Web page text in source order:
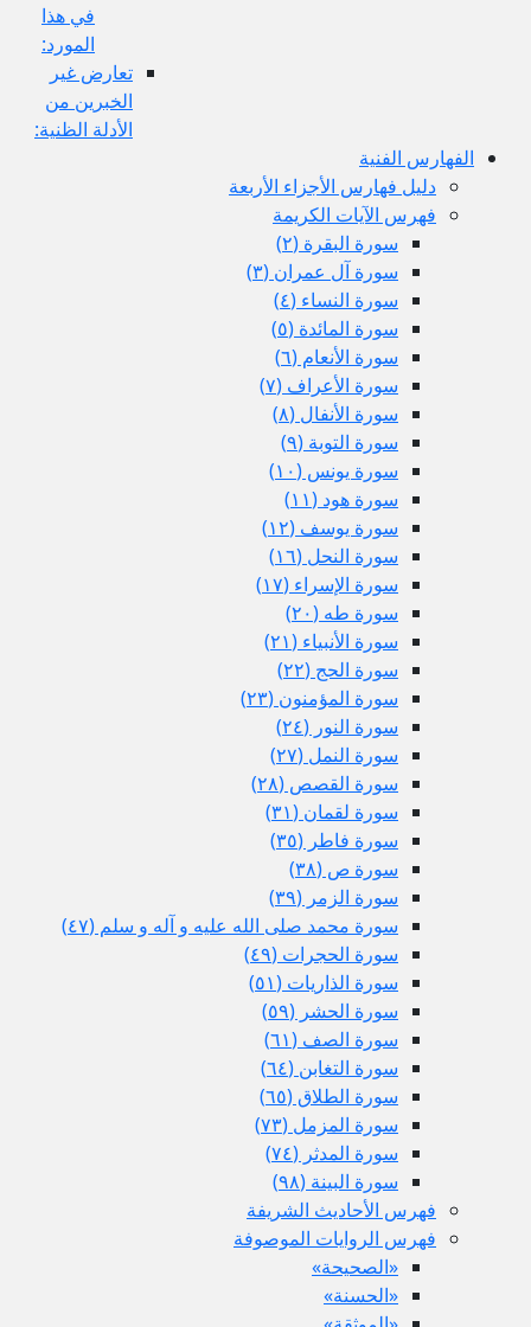
في هذا
المورد:
تعارض غير
الخبرين من
الأدلة الظنية:
الفهارس الفنية
دليل فهارس الأجزاء الأربعة
فهرس الآيات الكريمة
سورة البقرة (٢)
سورة آل عمران (٣)
سورة النساء (٤)
سورة المائدة (٥)
سورة الأنعام (٦)
سورة الأعراف (٧)
سورة الأنفال (٨)
سورة التوبة (٩)
سورة يونس (١٠)
سورة هود (١١)
سورة يوسف (١٢)
سورة النحل (١٦)
سورة الإسراء (١٧)
سورة طه (٢٠)
سورة الأنبياء (٢١)
سورة الحج (٢٢)
سورة المؤمنون (٢٣)
سورة النور (٢٤)
سورة النمل (٢٧)
سورة القصص (٢٨)
سورة لقمان (٣١)
سورة فاطر (٣٥)
سورة ص (٣٨)
سورة الزمر (٣٩)
سورة محمد صلى الله عليه و آله و سلم (٤٧)
سورة الحجرات (٤٩)
سورة الذاريات (٥١)
سورة الحشر (٥٩)
سورة الصف (٦١)
سورة التغابن (٦٤)
سورة الطلاق (٦٥)
سورة المزمل (٧٣)
سورة المدثر (٧٤)
سورة البينة (٩٨)
فهرس الأحاديث الشريفة
فهرس الروايات الموصوفة
«الصحيحة»
«الحسنة»